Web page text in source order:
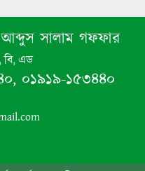
মধ্যে শেষ হবে
দারুণ শংকায় যুক্তরাষ্ট্র!
সালাম গফফার
বি, এড
০১৯১৯-১৫৩৪৪০